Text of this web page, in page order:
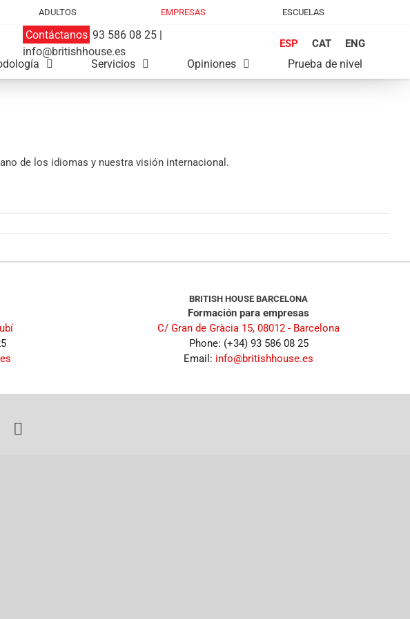
ADULTOS EMPRESAS ESCUELAS
ESP CAT ENG
Contáctanos 93 586 08 25 |
info@britishhouse.es
Servicios Opiniones Prueba de nivel
de los idiomas y nuestra visión internacional.
BRITISH HOUSE BARCELONA
Formación para empresas
C/ Gran de Gràcia 15, 08012 - Barcelona
Phone: (+34) 93 586 08 25
Email: info@britishhouse.es
YouTube